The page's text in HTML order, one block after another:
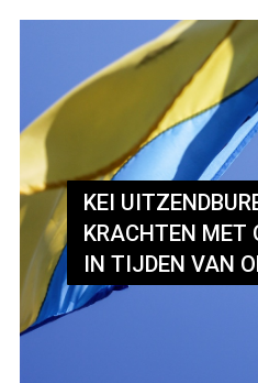
KEI
KRACHTEN MET
IN TIJDEN VAN